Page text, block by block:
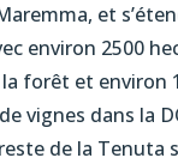
et
environ 2500
forêt et environ
vignes dans la
de la Tenuta